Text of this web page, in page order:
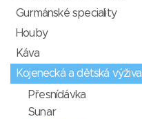
Gurmánské speciality
Houby
Káva
Kojenecká a dětská výživa
Přesnídávka
Sunar